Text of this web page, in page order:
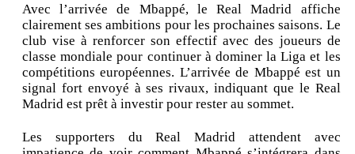
Avec l’arrivée de Mbappé, le Real Madrid affiche
clairement ses ambitions pour les prochaines saisons. Le
club vise à renforcer son effectif avec des joueurs de
classe mondiale pour continuer à dominer la Liga et les
compétitions européennes. L’arrivée de Mbappé est un
signal fort envoyé à ses rivaux, indiquant que le Real
Madrid est prêt à investir pour rester au sommet.
Les supporters du Real Madrid attendent avec